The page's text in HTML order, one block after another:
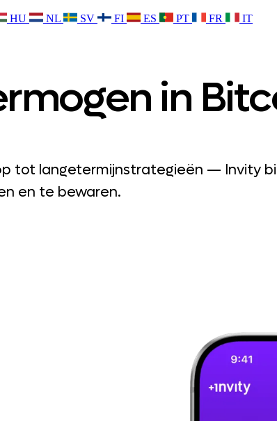
HU NL SV FI ES PT FR
IT
in
tot langetermijnstrategieën — Invity
en te bewaren.